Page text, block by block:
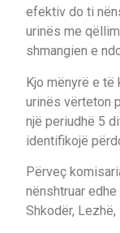
efektiv do ti
urinës me
shmangien e
Kjo mënyrë e
urinës vërteton
një periudhë 5
identifikojë
Përveç
nënshtruar
Shkodër, Lezhë,